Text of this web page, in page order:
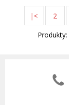
|< 2
Produkty: